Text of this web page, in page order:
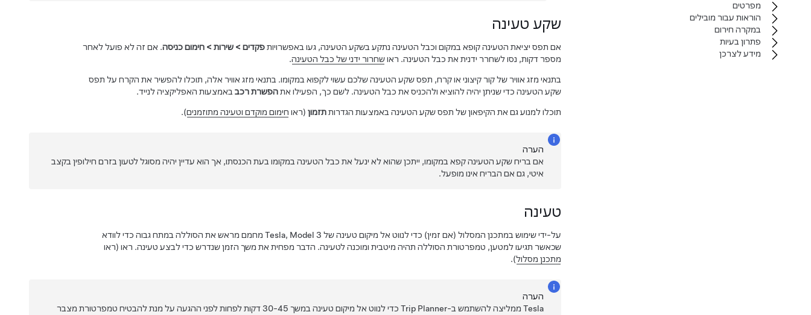
שקע טעינה
אם תפס יציאת הטעינה קופא במקום וכבל הטעינה נתקע בשקע הטעינה, געו באפשרויותפקדים > שירות > חימום כניסה. אם זה לא פועל לאחר
מספר דקות, נסו לשחרר ידנית את כבל הטעינה. ראושחרור ידני של כבל הטעינה.
בתנאי מזג אוויר של קור קיצוני או קרח, תפס שקע הטעינה שלכם עשוי לקפוא במקומו. בתנאי מזג אוויר אלה, תוכלו להפשיר את הקרח על תפס
שקע הטעינה כדי שניתן יהיה להוציא ולהכניס את כבל הטעינה. לשם כך, הפעילו אתהפשרת רכב באמצעות האפליקציה לנייד.
תוכלו למנוע גם את הקיפאון של תפס שקע הטעינה באמצעות הגדרותתזמון (ראו חימום מוקדם וטעינה מתוזמנים).
הערה
אם בריח שקע הטעינה קפא במקומו, ייתכן שהוא לא ינעל את כבל הטעינה במקומו בעת הכנסתו, אך הוא עדיין יהיה מסוגל לטעון בזרם חילופין בקצב
איטי, גם אם הבריח אינו מופעל.
טעינה
על-ידי שימוש במתכנן המסלול (אם זמין) כדי לנווט אל מיקום טעינה של Tesla, Model 3
מחמם מראש את הסוללה במתח גבוה כדי לוודא
שכאשר תגיעו למטען, טמפרטורת הסוללה תהיה מיטבית ומוכנה לטעינה. הדבר מפחית את משך הזמן שנדרש כדי לבצע טעינה. ראו (ראו
מתכנן מסלול).
הערה
Tesla ממליצה להשתמש ב-Trip Planner כדי לנווט אל מיקום טעינה במשך 30-45 דקות לפחות לפני ההגעה על מנת להבטיח טמפרטורת מצבר
מפרטים
הוראות עבור מובילים
במקרה חירום
פתרון בעיות
מידע לצרכן